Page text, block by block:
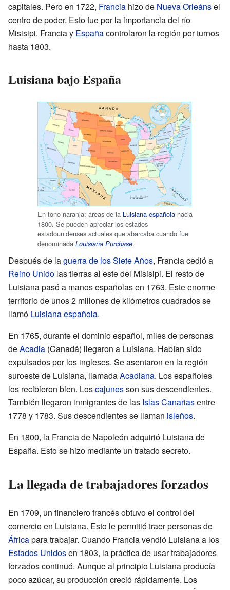
capitales. Pero en 1722, Francia hizo de Nueva Orleánsel
centro de poder. Esto fue por la importancia del río
Misisipi. Francia y Españacontrolaron la región por turnos
hasta 1803.
Luisiana bajo España
En tono naranja: áreas de la Luisiana española hacia
1800. Se pueden apreciar los estados
estadounidenses actuales que abarcaba cuando fue
denominada Louisiana Purchase.
Después de laguerra de los Siete Años, Francia cedió a
Reino Unido las tierras al este del Misisipi. El resto de
Luisiana pasó a manos españolas en 1763. Este enorme
territorio de unos 2 millones de kilómetros cuadrados se
llamó Luisiana española.
En 1765, durante el dominio español, miles de personas
deAcadia (Canadá) llegaron a Luisiana. Habían sido
expulsados por los ingleses. Se asentaron en la región
suroeste de Luisiana, llamadaAcadiana. Los españoles
los recibieron bien. Loscajunesson sus descendientes.
También llegaron inmigrantes de las Islas Canariasentre
1778 y 1783. Sus descendientes se llaman isleños.
En 1800, la Francia de Napoleón adquirió Luisiana de
España. Esto se hizo mediante un tratado secreto.
La llegada de trabajadores forzados
En 1709, un financiero francés obtuvo el control del
comercio en Luisiana. Esto le permitió traer personas de
Áfricapara trabajar. Cuando Francia vendió Luisiana a los
Estados Unidosen 1803, la práctica de usar trabajadores
forzados continuó. Aunque al principio Luisiana producía
poco azúcar, su producción creció rápidamente. Los